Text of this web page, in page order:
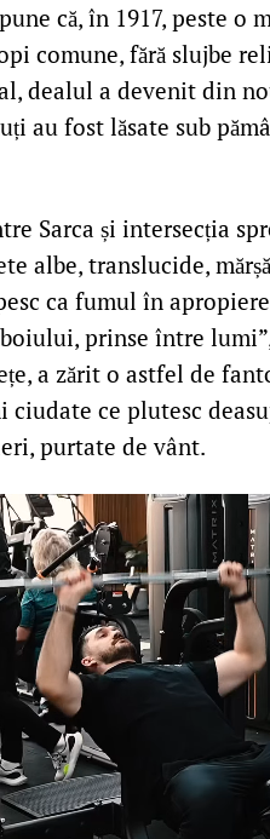
că, în 1917, peste o
comune, fără slujbe
dealul a devenit din
au fost lăsate sub
Sarca și intersecția
albe, translucide,
ca fumul în
prinse între
a zărit o astfel de
ciudate ce plutesc
purtate de vânt.